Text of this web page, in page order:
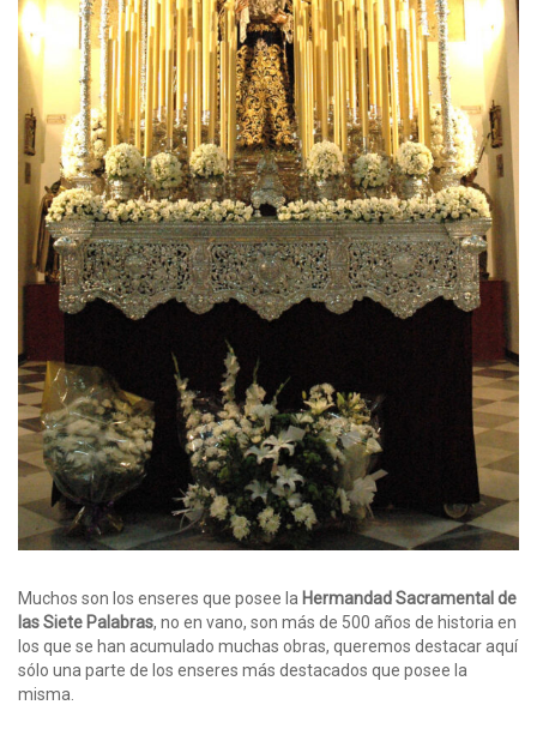
Muchos son los enseres que posee la Hermandad Sacramental de
las Siete Palabras, no en vano, son más de 500 años de historia en
los que se han acumulado muchas obras, queremos destacar aquí
sólo una parte de los enseres más destacados que posee la
misma.